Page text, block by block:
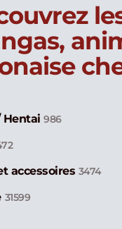
Hentai986
accessoires 3474
31599